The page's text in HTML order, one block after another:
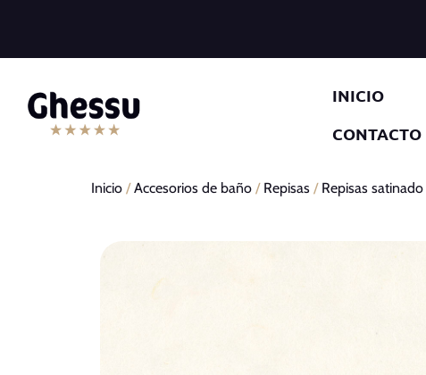
INICIO
CONTACTO
Inicio /Accesorios de baño / Repisas / Repisas satinado